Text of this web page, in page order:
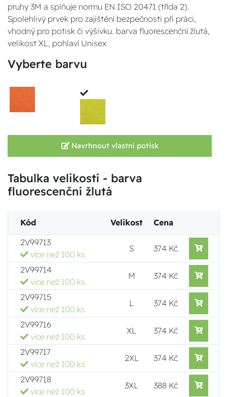
pruhy 3M a splňuje normu EN ISO 20471 (třída 2).
Spolehlivý prvek pro zajištění bezpečnosti při práci,
vhodný pro potisk či výšivku. barva fluorescenční žlutá,
velikost XL, pohlaví Unisex
Vyberte barvu
Navrhnout vlastní potisk
Tabulka velikostí - barva
fluorescenční žlutá
Kód Velikost
Cena
2V99713
více než 100 ks
S 374 Kč
2V99714
více než 100 ks
M 374 Kč
2V99715
více než 100 ks
L 374 Kč
2V99716
více než 100 ks
XL 374 Kč
2V99717
více než 100 ks
2XL 374 Kč
2V99718
více než 100 ks
3XL 388 Kč